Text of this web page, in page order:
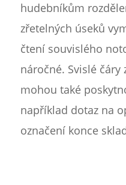
hudebníkům
zřetelných úseků
čtení souvislého
náročné. Svislé čáry
mohou také
například dotaz na
označení konce